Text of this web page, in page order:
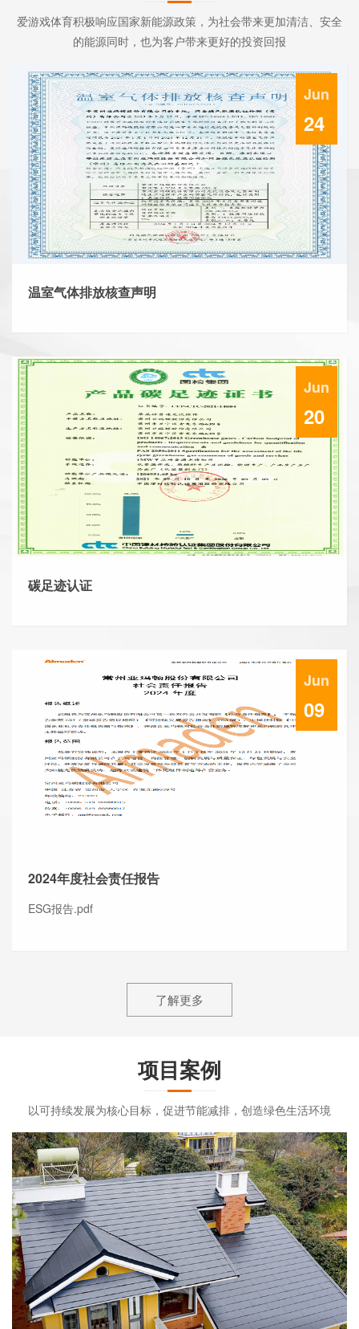
爱游戏体育积极响应国家新能源政策，为社会带来更加清洁、安全
的能源同时，也为客户带来更好的投资回报
Jun
24
温室气体排放核查声明
Jun
20
碳足迹认证
Jun
09
2024年度社会责任报告
ESG报告.pdf
了解更多
项目案例
以可持续发展为核心目标，促进节能减排，创造绿色生活环境